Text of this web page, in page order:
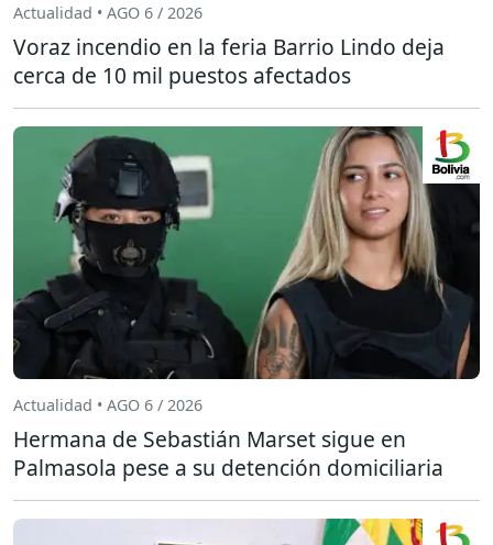
Actualidad • AGO 6 / 2026
Voraz incendio en la feria Barrio Lindo deja
cerca de 10 mil puestos afectados
Actualidad • AGO 6 / 2026
Hermana de Sebastián Marset sigue en
Palmasola pese a su detención domiciliaria